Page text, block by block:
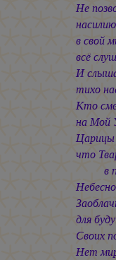
Не
в свой
всё
И
тихо
Кто
на Мой
что
в
для
Своих
Нет